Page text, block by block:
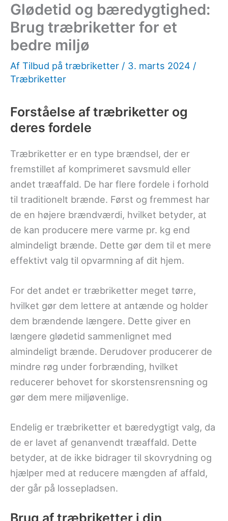
Glødetid og bæredygtighed:
Brug træbriketter for et
bedre miljø
Af Tilbud på træbriketter / 3. marts 2024 /
Træbriketter
Forståelse af træbriketter og
deres fordele
Træbriketter er en type brændsel, der er
fremstillet af komprimeret savsmuld eller
andet træaffald. De har flere fordele i forhold
til traditionelt brænde. Først og fremmest har
de en højere brændværdi, hvilket betyder, at
de kan producere mere varme pr. kg end
almindeligt brænde. Dette gør dem til et mere
effektivt valg til opvarmning af dit hjem.
For det andet er træbriketter meget tørre,
hvilket gør dem lettere at antænde og holder
dem brændende længere. Dette giver en
længere glødetid sammenlignet med
almindeligt brænde. Derudover producerer de
mindre røg under forbrænding, hvilket
reducerer behovet for skorstensrensning og
gør dem mere miljøvenlige.
Endelig er træbriketter et bæredygtigt valg, da
de er lavet af genanvendt træaffald. Dette
betyder, at de ikke bidrager til skovrydning og
hjælper med at reducere mængden af affald,
der går på lossepladsen.